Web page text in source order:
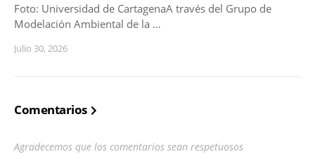
Foto: Universidad de CartagenaA través del Grupo de
Modelación Ambiental de la …
Julio 30, 2026
Comentarios
Agradecemos que los comentarios sean respetuosos